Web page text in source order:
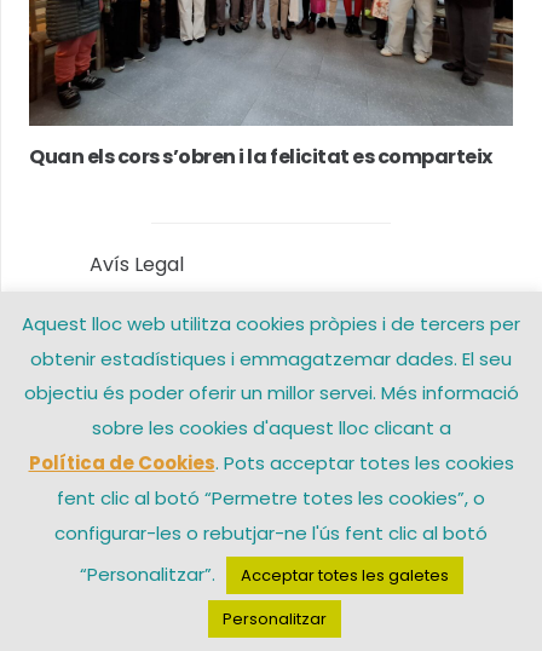
Quan els cors s’obren i la felicitat es comparteix
Avís Legal
Política de privacitat
Política de Cookies
Contacte
© 2026 Arxiprestat Santa Coloma de Gramenet – Una web de
Aquest lloc web utilitza cookies pròpies i de tercers per
obtenir estadístiques i emmagatzemar dades. El seu
objectiu és poder oferir un millor servei. Més informació
sobre les cookies d'aquest lloc clicant a
Política de Cookies. Pots acceptar totes les cookies
fent clic al botó “Permetre totes les cookies”, o
configurar-les o rebutjar-ne l'ús fent clic al botó
“Personalitzar”.
Acceptar totes les galetes
Personalitzar